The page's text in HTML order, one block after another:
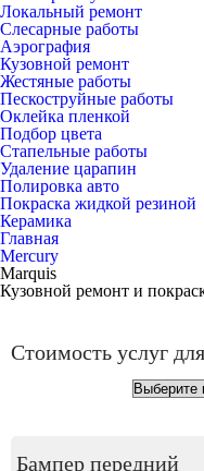
Локальный ремонт
Слесарные работы
Аэрография
Кузовной ремонт
Жестяные работы
Пескоструйные работы
Оклейка пленкой
Подбор цвета
Стапельные работы
Удаление царапин
Полировка авто
Покраска жидкой резиной
Керамика
Главная
Mercury
Marquis
Кузовной ремонт и
Стоимость услуг
Бампер передний